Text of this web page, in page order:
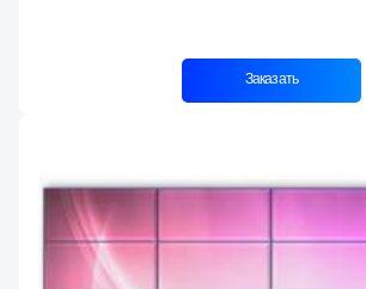
Заказать